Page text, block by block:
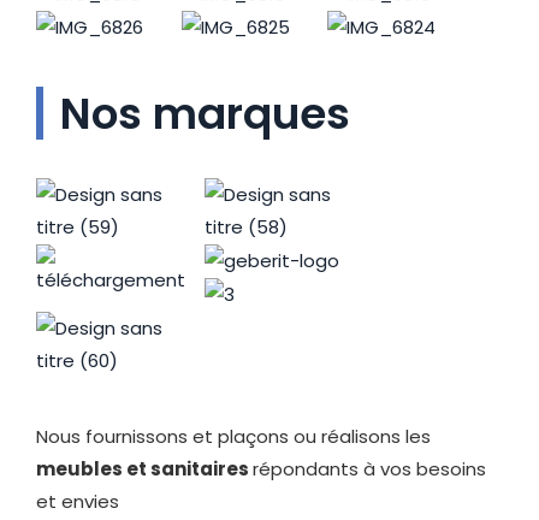
Nos marques
Nous fournissons et plaçons ou réalisons les
meubles et sanitairesrépondants à vos besoins
et envies